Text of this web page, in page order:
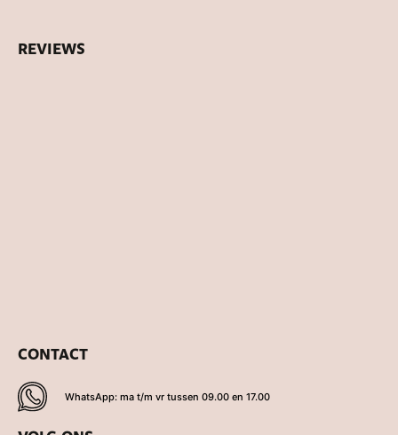
REVIEWS
CONTACT
WhatsApp: ma t/m vr tussen 09.00 en 17.00